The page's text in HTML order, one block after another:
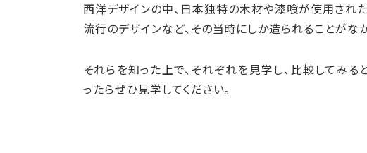
西洋デザインの中、日本独特の木材や漆喰が使用され
流行のデザインなど、その当時にしか造られることがな
それらを知った上で、それぞれを見学し、比較してみ
ったらぜひ見学してください。